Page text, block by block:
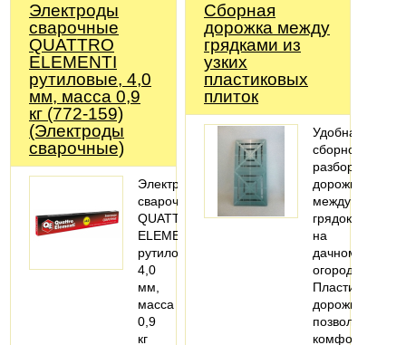
Электроды
сварочные
QUATTRO
ELEMENTI
рутиловые, 4,0
мм, масса 0,9
кг (772-159)
(Электроды
сварочные)
Электроды
сварочные
QUATTRO
ELEMENTI
рутиловые,
4,0
мм,
масса
0,9
кг
Сборная
дорожка между
грядками из
узких
пластиковых
плиток
Удобная
сборно-
разборная
дорожка
между
грядок
на
дачном
огороде.
Пластиковая
дорожка
позволит
комфортно